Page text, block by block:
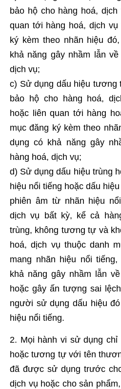
bảo hộ cho hàng hoá,
quan tới hàng hoá, dịch vụ
ký kèm theo nhãn hiệu
khả năng gây nhầm lẫn
dịch vụ;
c) Sử dụng dấu hiệu
bảo hộ cho hàng hoá,
hoặc liên quan tới hàng
mục đăng ký kèm theo
dụng có khả năng gây
hàng hoá, dịch vụ;
d) Sử dụng dấu hiệu trùng
hiệu nổi tiếng hoặc dấu
phiên âm từ nhãn hiệu
dịch vụ bất kỳ, kể cả
trùng, không tương tự và
hoá, dịch vụ thuộc danh
mang nhãn hiệu nổi
khả năng gây nhầm lẫn
hoặc gây ấn tượng sai
người sử dụng dấu hiệu
hiệu nổi tiếng.
2. Mọi hành vi sử dụng
hoặc tương tự với tên
đã được sử dụng trước
dịch vụ hoặc cho sản